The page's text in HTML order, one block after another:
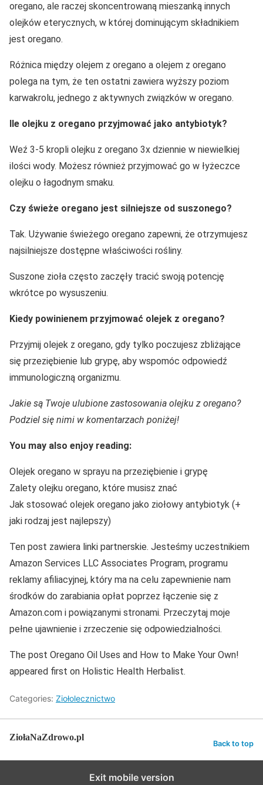
oregano, ale raczej skoncentrowaną mieszanką innych
olejków eterycznych, w której dominującym składnikiem
jest oregano.
Różnica między olejem z oregano a olejem z oregano
polega na tym, że ten ostatni zawiera wyższy poziom
karwakrolu, jednego z aktywnych związków w oregano.
Ile olejku z oregano przyjmować jako antybiotyk?
Weź 3-5 kropli olejku z oregano 3x dziennie w niewielkiej
ilości wody. Możesz również przyjmować go w łyżeczce
olejku o łagodnym smaku.
Czy świeże oregano jest silniejsze od suszonego?
Tak. Używanie świeżego oregano zapewni, że otrzymujesz
najsilniejsze dostępne właściwości rośliny.
Suszone zioła często zaczęły tracić swoją potencję
wkrótce po wysuszeniu.
Kiedy powinienem przyjmować olejek z oregano?
Przyjmij olejek z oregano, gdy tylko poczujesz zbliżające
się przeziębienie lub grypę, aby wspomóc odpowiedź
immunologiczną organizmu.
Jakie są Twoje ulubione zastosowania olejku z oregano?
Podziel się nimi w komentarzach poniżej!
You may also enjoy reading:
Olejek oregano w sprayu na przeziębienie i grypę
Zalety olejku oregano, które musisz znać
Jak stosować olejek oregano jako ziołowy antybiotyk (+
jaki rodzaj jest najlepszy)
Ten post zawiera linki partnerskie. Jesteśmy uczestnikiem
Amazon Services LLC Associates Program, programu
reklamy afiliacyjnej, który ma na celu zapewnienie nam
środków do zarabiania opłat poprzez łączenie się z
Amazon.com i powiązanymi stronami. Przeczytaj moje
pełne ujawnienie i zrzeczenie się odpowiedzialności.
The post Oregano Oil Uses and How to Make Your Own!
appeared first on Holistic Health Herbalist.
Categories: Ziołolecznictwo
ZiołaNaZdrowo.pl
Back to top
Exit mobile version